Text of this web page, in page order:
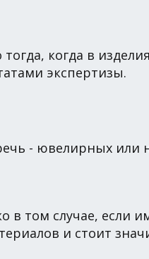
когда в
экспертизы.
- ювелирных или
в том случае, если
и стоит